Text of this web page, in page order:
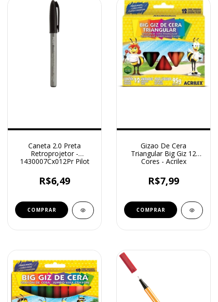
Caneta 2.0 Preta
Retroprojetor -
1430007Cx012Pr Pilot
R$6,49
Gizao De Cera
Triangular Big Giz 12
Cores - Acrilex
R$7,99